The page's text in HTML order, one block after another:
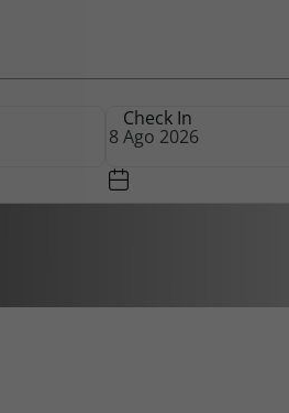
Paris Blog
Check In